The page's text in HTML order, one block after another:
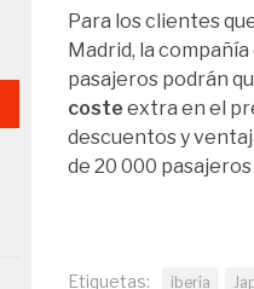
Para los clientes
Madrid, la
pasajeros podrán
coste extra en el
descuentos y
de 20 000
Etiquetas: iberia